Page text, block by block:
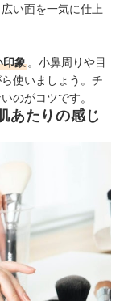
い面を一気に仕上
印象 。小鼻周りや目
使いましょう。チ
のがコツです。
あたりの感じ